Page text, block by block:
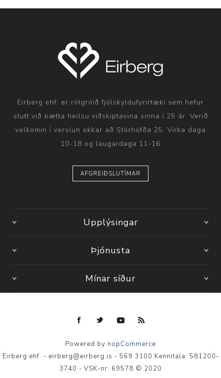
Eirberg ehf. er rótgróið fjölskyldufyrirtæki sem hefur
stutt við bætta heilsu viðskiptavina sinna í 25 ár. Verið
velkomin í verslun okkar að Stórhöfða 25. Virka daga
10-18 og laugardaga 11-16
AFGREIÐSLUTÍMAR
Upplýsingar
Þjónusta
Mínar síður
Powered by nopCommerce
Eirberg ehf. - eirberg@eirberg.is - 569 3100 Kennitala: 581200-
3740 - VSK-nr: 69578 © 2020